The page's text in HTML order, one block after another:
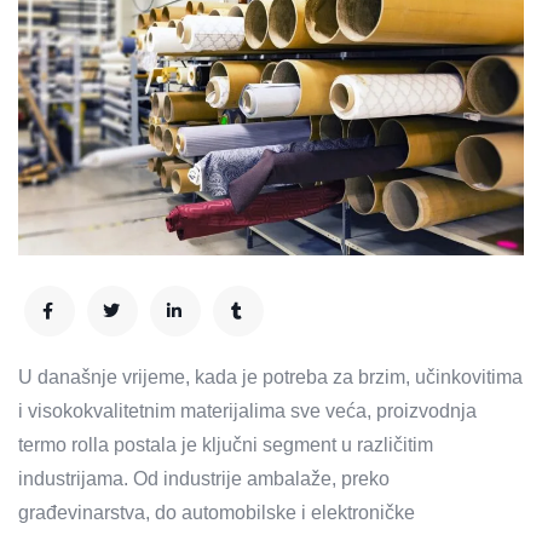
U današnje vrijeme, kada je potreba za brzim, učinkovitima
i visokokvalitetnim materijalima sve veća, proizvodnja
termo rolla postala je ključni segment u različitim
industrijama. Od industrije ambalaže, preko
građevinarstva, do automobilske i elektroničke